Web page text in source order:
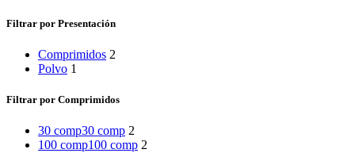
Filtrar por Presentación
Comprimidos 2
Polvo 1
Filtrar por Comprimidos
30 comp30 comp 2
100 comp100 comp 2